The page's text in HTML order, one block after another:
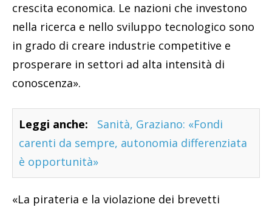
crescita economica. Le nazioni che investono
nella ricerca e nello sviluppo tecnologico sono
in grado di creare industrie competitive e
prosperare in settori ad alta intensità di
conoscenza».
Leggi anche:
Sanità, Graziano: «Fondi
carenti da sempre, autonomia differenziata
è opportunità»
«La pirateria e la violazione dei brevetti